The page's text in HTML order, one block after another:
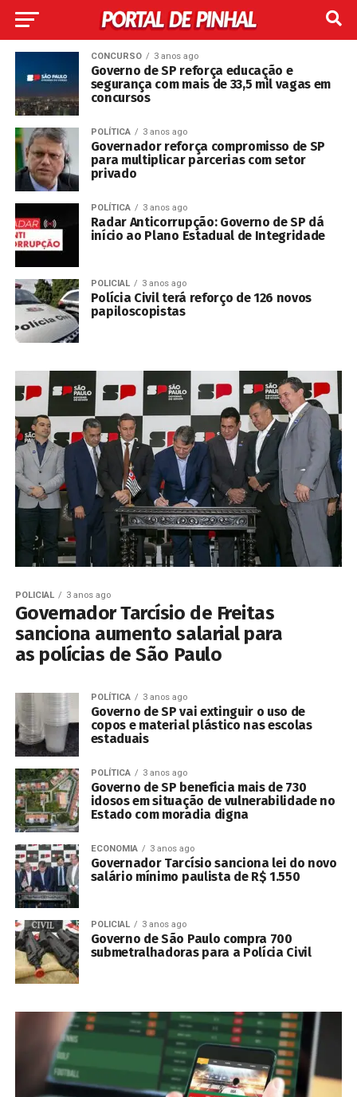
CONCURSO 3 anos ago
Governo de SP reforça educação e
segurança com mais de 33,5 mil vagas em
concursos
POLÍTICA 3 anos ago
Governador reforça compromisso de SP
para multiplicar parcerias com setor
privado
POLÍTICA 3 anos ago
Radar Anticorrupção: Governo de SP dá
início ao Plano Estadual de Integridade
POLICIAL 3 anos ago
Polícia Civil terá reforço de 126 novos
papiloscopistas
POLICIAL 3 anos ago
Governador Tarcísio de Freitas
sanciona aumento salarial para
as polícias de São Paulo
POLÍTICA 3 anos ago
Governo de SP vai extinguir o uso de
copos e material plástico nas escolas
estaduais
POLÍTICA 3 anos ago
Governo de SP beneficia mais de 730
idosos em situação de vulnerabilidade no
Estado com moradia digna
ECONOMIA 3 anos ago
Governador Tarcísio sanciona lei do novo
salário mínimo paulista de R$ 1.550
POLICIAL 3 anos ago
Governo de São Paulo compra 700
submetralhadoras para a Polícia Civil